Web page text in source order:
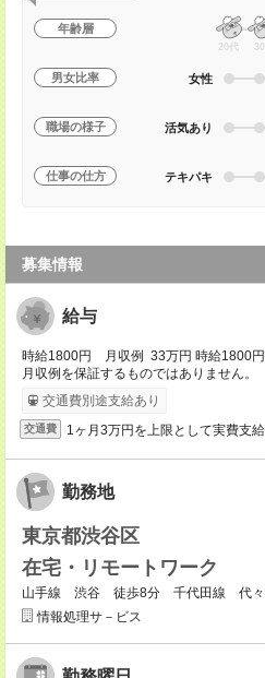
年齢層
20代 30
男女比率 女性
職場の様子 活気あり
仕事の仕方 テキパキ
募集情報
給与
時給1800円 月収例 33万円 時給1800
月収例を保証するものではありません。
交通費別途支給あり
交通費 1ヶ月3万円を上限として実費支給
勤務地
東京都渋谷区
在宅・リモートワーク
山手線 渋谷 徒歩8分 千代田線 代々
情報処理サ－ビス